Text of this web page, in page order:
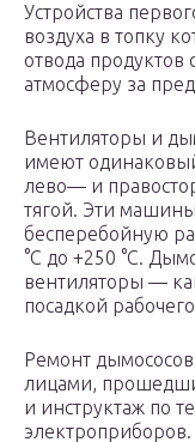
Устройства
воздуха в топку
отвода продуктов
атмосферу за
Вентиляторы и
имеют
лево— и
тягой. Эти
бесперебойную
°C до +250 °C.
вентиляторы —
посадкой
Ремонт дымососов
лицами,
и инструктаж по
электроприборов.